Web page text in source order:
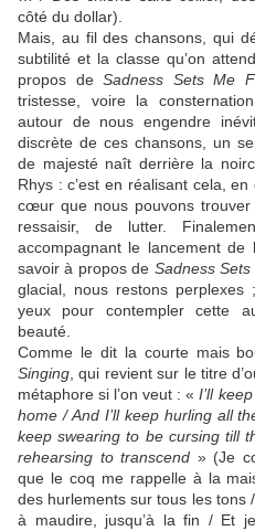
côté du dollar).
Mais, au fil des chansons, qui
subtilité et la classe qu’on
propos deSadness Sets Me
tristesse, voire la
autour de nous engendre
discrète de ces chansons, un
de majesté naît derrière la
Rhys : c’est en réalisant cela,
cœur que nous pouvons
ressaisir, de lutter.
accompagnant le lancement de
savoir à propos de Sadness
glacial, nous restons
yeux pour contempler cette
beauté.
Comme le dit la courte mais
Singing , qui revient sur le titre
métaphore si l’on veut : « I’ll
home / And I’ll keep hurling all
keep swearing to be cursing till
rehearsing to transcend » (Je
que le coq me rappelle à la
des hurlements sur tous les tons
à maudire, jusqu’à la fin / Et